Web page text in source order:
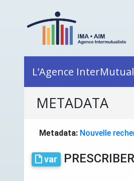
L’Agence
METADATA
Metadata: Nouvelle
var